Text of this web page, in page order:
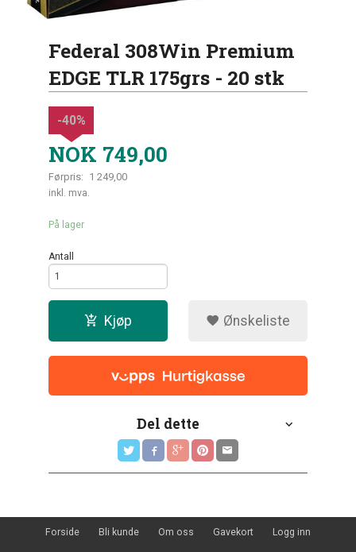
Federal 308Win Premium
EDGE TLR 175grs - 20 stk
NOK 749,00
Førpris: 1 249,00
Rabatt
-40%
inkl. mva.
På lager
Antall
Kjøp Ønskeliste
Del dette
Forside Bli kunde Om oss Gavekort Logg inn